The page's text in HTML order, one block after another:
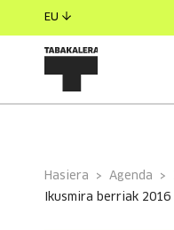
EU
Hasiera Agenda
ikusmira berriak